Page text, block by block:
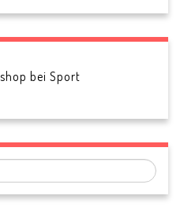
bei Sport